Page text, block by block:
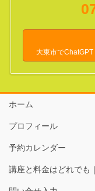
大東市で
ホーム
プロフィール
予約カレンダー
講座と料金はどれでも